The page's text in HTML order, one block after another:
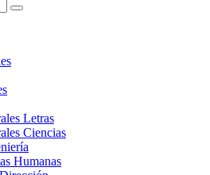
Letras
Ciencias
Humanas